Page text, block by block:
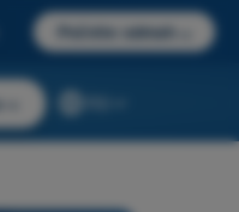
Počnite odmah